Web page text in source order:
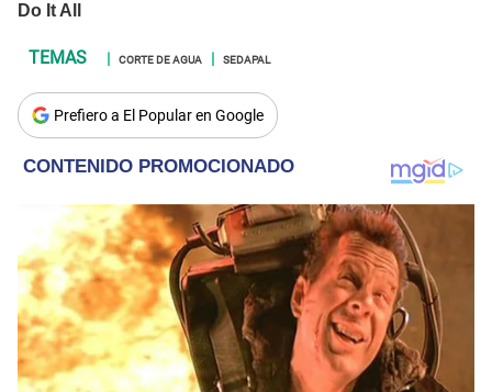
CORTE DE AGUA SEDAPAL
Prefiero a El Popular en Google